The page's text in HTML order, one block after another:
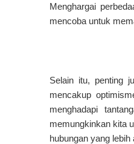
Menghargai
mencoba untuk
Selain itu, penting
mencakup
menghadapi
memungkinkan kita
hubungan yang